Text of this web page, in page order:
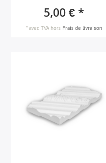
5,00 € *
*avec TVAhors Frais de livraison